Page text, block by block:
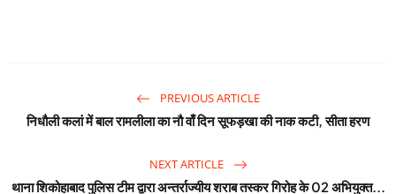
PREVIOUS ARTICLE
निधौली कलां में बाल रामलीला का नौ वाँ दिन सूफड़खा की नाक कटी, सीता हरण
NEXT ARTICLE
थाना शिकोहाबाद पुलिस टीम द्वारा अन्तर्राज्यीय शराब तस्कर गिरोह के 02 अभियुक्त...